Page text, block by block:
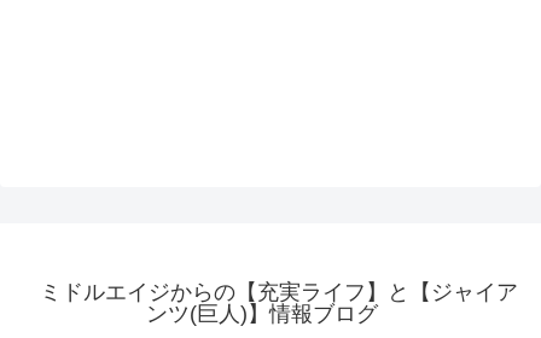
ミドルエイジからの【充実ライフ】と【ジャイア
ンツ(巨人)】情報ブログ